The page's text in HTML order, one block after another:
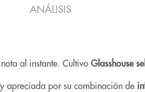
ANÁLISIS
al instante. Cultivo Glasshouse
apreciada por su combinación de